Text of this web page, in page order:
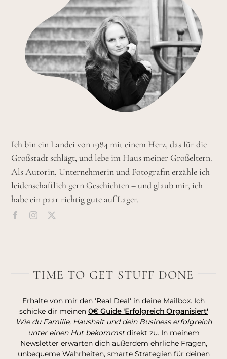
Ich bin ein Landei von 1984 mit einem Herz, das für die
Großstadt schlägt, und lebe im Haus meiner Großeltern.
Als Autorin, Unternehmerin und Fotografin erzähle ich
leidenschaftlich gern Geschichten – und glaub mir, ich
habe ein paar richtig gute auf Lager.
TIME TO GET STUFF DONE
Erhalte von mir den 'Real Deal' in deine Mailbox. Ich
schicke dir meinen 0€ Guide 'Erfolgreich Organisiert'
Wie du Familie, Haushalt und dein Business erfolgreich
unter einen Hut bekommstdirekt zu. In meinem
Newsletter erwarten dich außerdem ehrliche Fragen,
unbequeme Wahrheiten, smarte Strategien für deinen